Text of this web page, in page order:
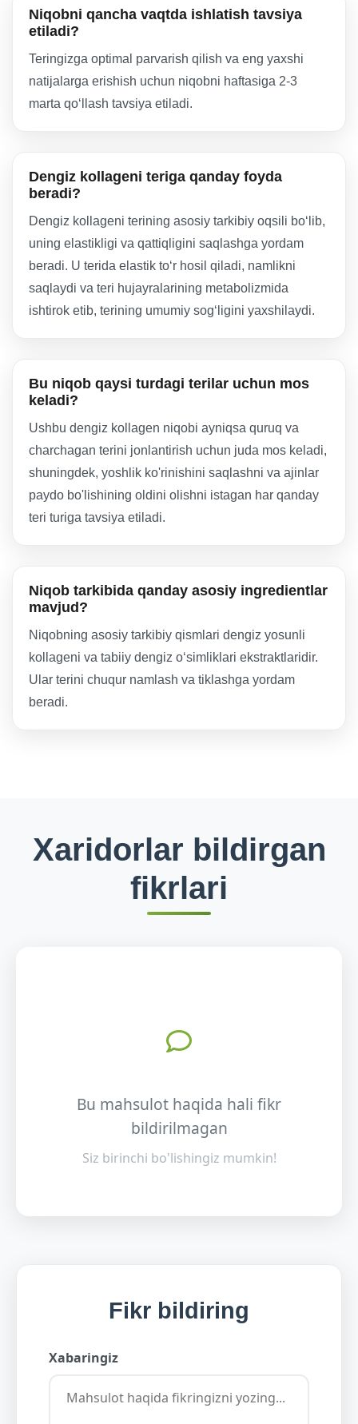
Niqobni qancha vaqtda ishlatish tavsiya
etiladi?
Teringizga optimal parvarish qilish va eng yaxshi
natijalarga erishish uchun niqobni haftasiga 2-3
marta qo‘llash tavsiya etiladi.
Dengiz kollageni teriga qanday foyda
beradi?
Dengiz kollageni terining asosiy tarkibiy oqsili bo‘lib,
uning elastikligi va qattiqligini saqlashga yordam
beradi. U terida elastik to‘r hosil qiladi, namlikni
saqlaydi va teri hujayralarining metabolizmida
ishtirok etib, terining umumiy sog‘ligini yaxshilaydi.
Bu niqob qaysi turdagi terilar uchun mos
keladi?
Ushbu dengiz kollagen niqobi ayniqsa quruq va
charchagan terini jonlantirish uchun juda mos keladi,
shuningdek, yoshlik ko'rinishini saqlashni va ajinlar
paydo bo'lishining oldini olishni istagan har qanday
teri turiga tavsiya etiladi.
Niqob tarkibida qanday asosiy ingredientlar
mavjud?
Niqobning asosiy tarkibiy qismlari dengiz yosunli
kollageni va tabiiy dengiz o‘simliklari ekstraktlaridir.
Ular terini chuqur namlash va tiklashga yordam
beradi.
Xaridorlar bildirgan
fikrlari
Bu mahsulot haqida hali fikr
bildirilmagan
Siz birinchi bo'lishingiz mumkin!
Fikr bildiring
Xabaringiz